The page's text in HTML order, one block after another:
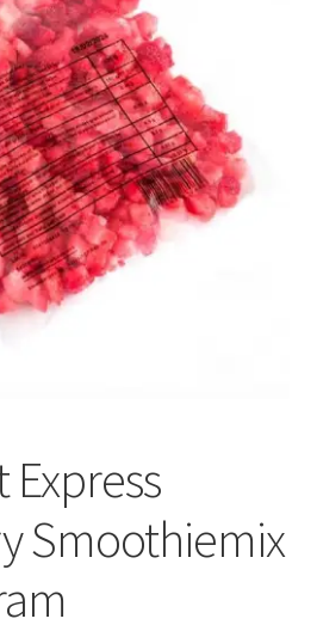
Express
Smoothiemix